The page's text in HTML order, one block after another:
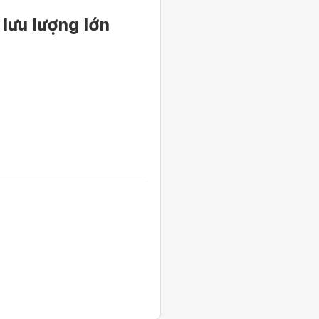
sử dụng Nitơ thường xuyên với mức
đó đảm bảo tiến độ và chất lượng sản
khí diễn ra liên tục và ổn định hơn so với
lượng lớn